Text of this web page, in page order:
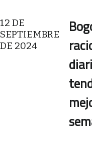
12 DE
SEPTIEMBRE
DE 2024